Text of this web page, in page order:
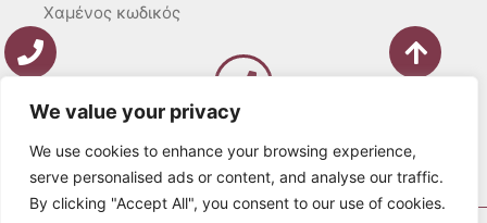
We value your privacy
We use cookies to enhance your browsing experience,
serve personalised ads or content, and analyse our traffic.
By clicking "Accept All", you consent to our use of cookies.
Χαμένος κωδικός
Καλέστε μας
Δευτ – Τετ. – Σαβ. : 10:00 – 15:00
Τρίτ. – Πέμπτ. – Παρ. : 10:00 – 21:00